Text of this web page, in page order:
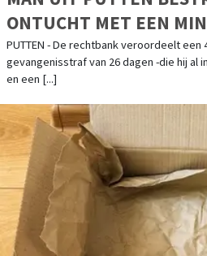
ONTUCHT MET EEN
BEZIT VAN
PUTTEN - De rechtbank veroordeelt
gevangenisstraf van 26 dagen -die hij al
en een [...]